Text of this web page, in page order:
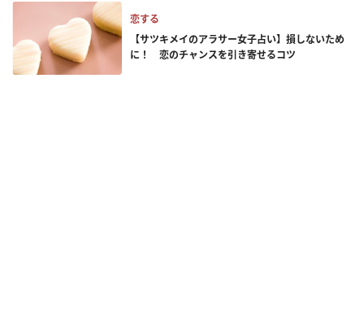
恋する
【サツキメイのアラサー女子占い】損しないため
に！ 恋のチャンスを引き寄せるコツ